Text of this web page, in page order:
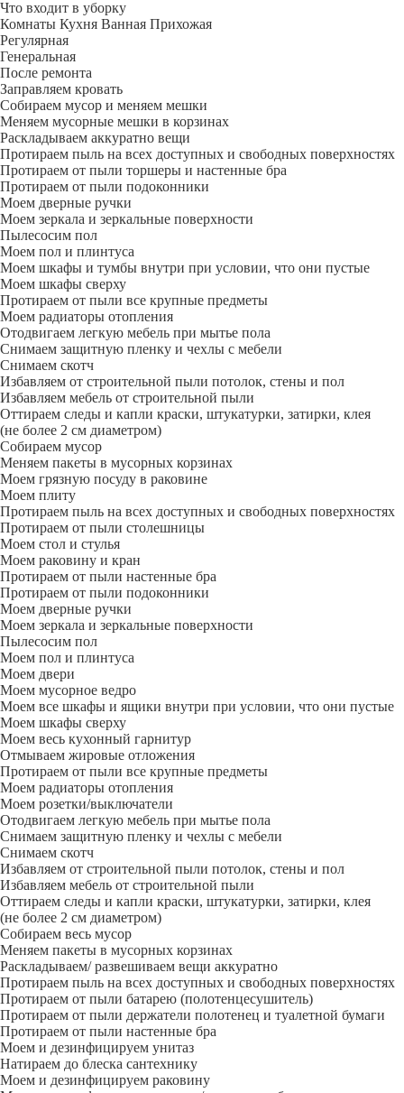
Что входит в уборку
Регу­лярная
Гене­ральная
После ремонта
Заправляем кровать
Собираем мусор и меняем мешки
Меняем мусорные мешки в корзинах
Раскладываем аккуратно вещи
Протираем пыль на всех доступных и свободных поверхностях
Протираем от пыли торшеры и настенные бра
Протираем от пыли подоконники
Моем дверные ручки
Моем зеркала и зеркальные поверхности
Пылесосим пол
Моем пол и плинтуса
Моем шкафы и тумбы внутри при условии, что они пустые
Моем шкафы сверху
Протираем от пыли все крупные предметы
Моем радиаторы отопления
Отодвигаем легкую мебель при мытье пола
Снимаем защитную пленку и чехлы с мебели
Снимаем скотч
Избавляем от строительной пыли потолок, стены и пол
Избавляем мебель от строительной пыли
Оттираем следы и капли краски, штукатурки, затирки, клея
(не более 2 см диаметром)
Собираем мусор
Меняем пакеты в мусорных корзинах
Моем грязную посуду в раковине
Моем плиту
Протираем пыль на всех доступных и свободных поверхностях
Протираем от пыли столешницы
Моем стол и стулья
Моем раковину и кран
Протираем от пыли настенные бра
Протираем от пыли подоконники
Моем дверные ручки
Моем зеркала и зеркальные поверхности
Пылесосим пол
Моем пол и плинтуса
Моем двери
Моем мусорное ведро
Моем все шкафы и ящики внутри при условии, что они пустые
Моем шкафы сверху
Моем весь кухонный гарнитур
Отмываем жировые отложения
Протираем от пыли все крупные предметы
Моем радиаторы отопления
Моем розетки/выключатели
Отодвигаем легкую мебель при мытье пола
Снимаем защитную пленку и чехлы с мебели
Снимаем скотч
Избавляем от строительной пыли потолок, стены и пол
Избавляем мебель от строительной пыли
Оттираем следы и капли краски, штукатурки, затирки, клея
(не более 2 см диаметром)
Собираем весь мусор
Меняем пакеты в мусорных корзинах
Раскладываем/ развешиваем вещи аккуратно
Протираем пыль на всех доступных и свободных поверхностях
Протираем от пыли батарею (полотенцесушитель)
Протираем от пыли держатели полотенец и туалетной бумаги
Протираем от пыли настенные бра
Моем и дезинфицируем унитаз
Натираем до блеска сантехнику
Моем и дезинфицируем раковину